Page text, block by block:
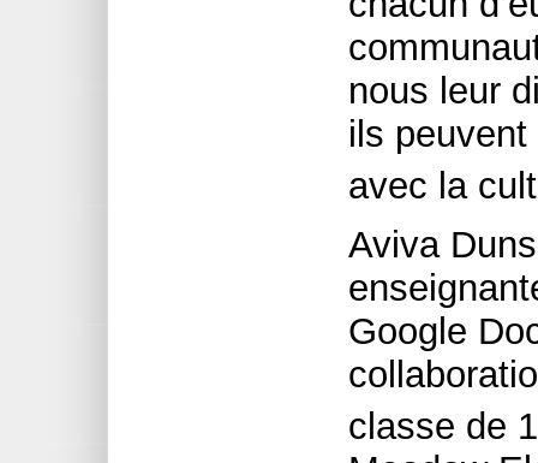
nous leur
ils
avec la
Aviva
Google
classe de 1